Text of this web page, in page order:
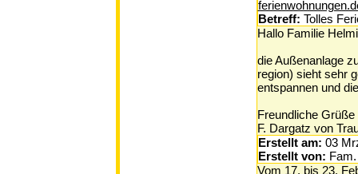
Betreff: Tolles
Hallo Familie
die Außenanlage
region) sieht sehr
entspannen und
Freundliche
F. Dargatz von
Erstellt am: 03
Erstellt von:
Vom 17. bis 23.